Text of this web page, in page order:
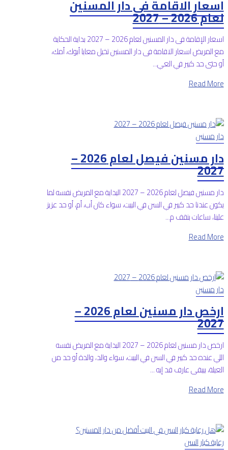
اسعار الاقامة فى دار المسنين
لعام 2026 – 2027
اسعار الإقامة فى دار المسنين لعام 2026 – 2027 بداية الحكاية
مع المريض اسعار الاقامة فى دار المسنين تخيل معايا أبوك، أمك،
أو حتى حد كبير في العي...
Read More
دار مسنين
دار مسنين فيصل لعام 2026 –
2027
دار مسنين فيصل لعام 2026 – 2027 البداية مع المريض نفسه لما
يكون عندنا حد كبير في السن في البيت، سواء كان أب، أم، أو حد عزيز
علينا، ساعات بنقف م...
Read More
دار مسنين
ارخص دار مسنين لعام 2026 –
2027
ارخص دار مسنين لعام 2026 – 2027 البداية مع المريض نفسه
اللي عنده حد كبير في السن في البيت، سواء والد، والدة أو حد من
العيلة، بيبقى عارف قد إيه ...
Read More
رعاية كبار السن